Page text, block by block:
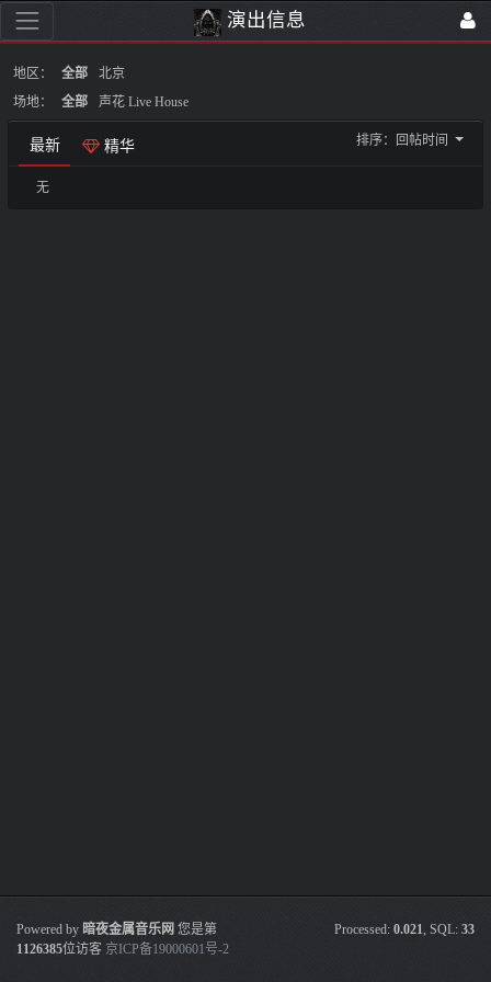
演出信息
地区： 全部
北京
场地：
全部 声花 Live House
最新 精华 排序： 回帖时间
无
Powered by 暗夜金属音乐网 您是第
1126385位访客 京ICP备19000601号-2
Processed: 0.021, SQL: 33